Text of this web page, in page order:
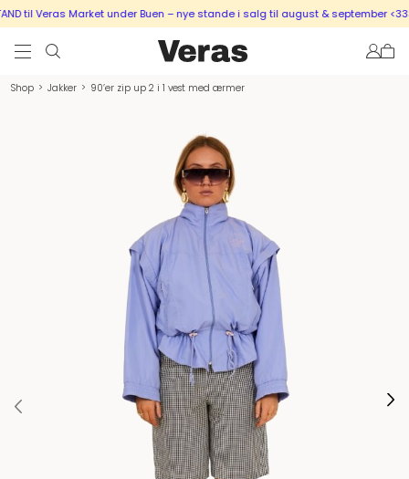
til Veras Market under Buen – nye stande i salg til august & september <333
Shop > Jakker > 90’er zip up 2 i 1 vest med ærmer